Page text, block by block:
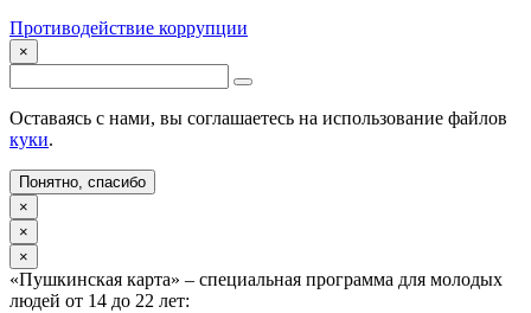
Противодействие коррупции
×
Оставаясь с нами, вы соглашаетесь на использование файлов
куки.
Понятно, спасибо
×
×
×
«Пушкинская карта» – специальная программа для молодых
людей от 14 до 22 лет: